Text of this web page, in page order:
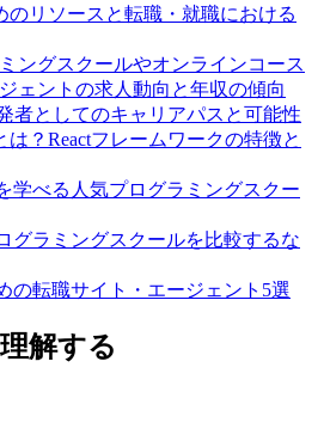
のリソースと転職・就職における
ングスクールやオンラインコース
ェントの求人動向と年収の傾向
者としてのキャリアパスと可能性
は？Reactフレームワークの特徴と
学べる人気プログラミングスクー
グラミングスクールを比較するな
の転職サイト・エージェント5選
解する